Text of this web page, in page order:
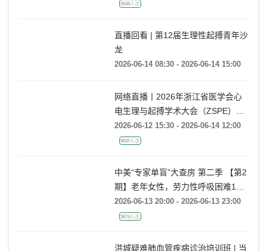
2026-06-13 09:00 - 2026-06-14 17:05
直播回看 | 第12届生理性起搏青年沙
龙
网络直播丨2026年浙江省医学会心
电生理与起搏学术大会（ZSPE）
8047人次
中美“专家单盲”大查房 第二季 【第2
期】老年女性，劳力性呼吸困难1月
3674人次